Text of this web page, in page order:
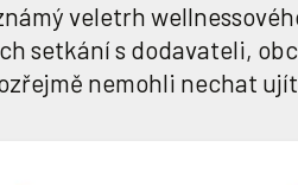
veletrh
setkání s dodavateli,
nemohli nechat